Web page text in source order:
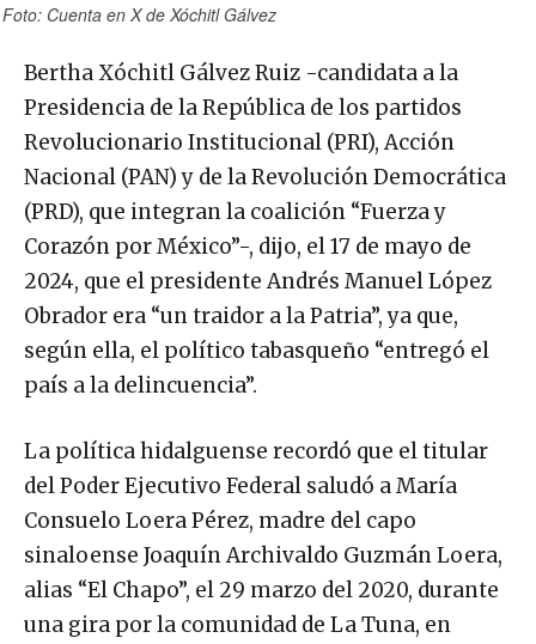
Foto: Cuenta en X de Xóchitl Gálvez
Bertha Xóchitl Gálvez Ruiz -candidata a la
Presidencia de la República de los partidos
Revolucionario Institucional (PRI), Acción
Nacional (PAN) y de la Revolución Democrática
(PRD), que integran la coalición “Fuerza y
Corazón por México”-, dijo, el 17 de mayo de
2024, que el presidente Andrés Manuel López
Obrador era “un traidor a la Patria”, ya que,
según ella, el político tabasqueño “entregó el
país a la delincuencia”.
La política hidalguense recordó que el titular
del Poder Ejecutivo Federal saludó a María
Consuelo Loera Pérez, madre del capo
sinaloense Joaquín Archivaldo Guzmán Loera,
alias “El Chapo”, el 29 marzo del 2020, durante
una gira por la comunidad de La Tuna, en